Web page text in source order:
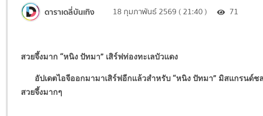
ดาราเดลี่บันเทิง 18 กุมภาพันธ์ 2569 ( 21:40 ) 71
สวยจึ้งมาก “หนิง ปัทมา” เสิร์ฟท่องทะเลบัวแดง
อัปเดตไอจีออกมามาเสิร์ฟอีกแล้วสำหรับ “หนิง ปัทมา” มิสแกรนด์ช
สวยจึ้งมากๆ